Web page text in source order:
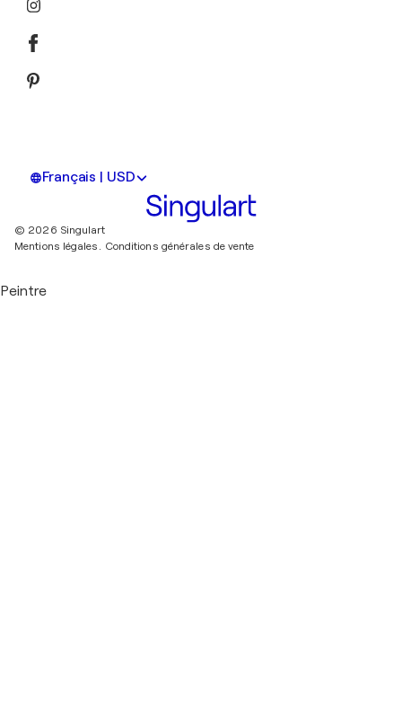
Français | USD
© 2026 Singulart
Mentions légales. Conditions générales de vente
Peintre